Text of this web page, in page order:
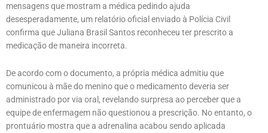
mensagens que mostram a médica pedindo ajuda
desesperadamente, um relatório oficial enviado à Polícia Civil
confirma que Juliana Brasil Santos reconheceu ter prescrito a
medicação de maneira incorreta.
De acordo com o documento, a própria médica admitiu que
comunicou à mãe do menino que o medicamento deveria ser
administrado por via oral, revelando surpresa ao perceber que a
equipe de enfermagem não questionou a prescrição. No entanto, o
prontuário mostra que a adrenalina acabou sendo aplicada